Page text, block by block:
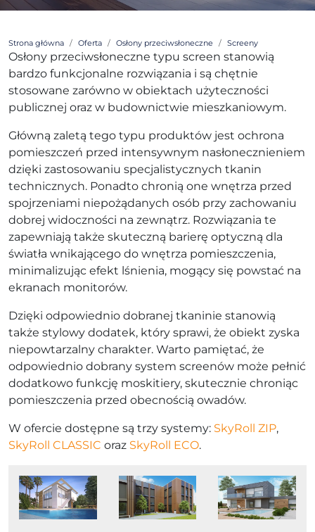
Strona główna Oferta Osłony przeciwsłoneczne Screeny
Osłony przeciwsłoneczne typu screen stanowią
bardzo funkcjonalne rozwiązania i są chętnie
stosowane zarówno w obiektach użyteczności
publicznej oraz w budownictwie mieszkaniowym.
Główną zaletą tego typu produktów jest ochrona
pomieszczeń przed intensywnym nasłonecznieniem
dzięki zastosowaniu specjalistycznych tkanin
technicznych. Ponadto chronią one wnętrza przed
spojrzeniami niepożądanych osób przy zachowaniu
dobrej widoczności na zewnątrz. Rozwiązania te
zapewniają także skuteczną barierę optyczną dla
światła wnikającego do wnętrza pomieszczenia,
minimalizując efekt lśnienia, mogący się powstać na
ekranach monitorów.
Dzięki odpowiednio dobranej tkaninie stanowią
także stylowy dodatek, który sprawi, że obiekt zyska
niepowtarzalny charakter. Warto pamiętać, że
odpowiednio dobrany system screenów może pełnić
dodatkowo funkcję moskitiery, skutecznie chroniąc
pomieszczenia przed obecnością owadów.
W ofercie dostępne są trzy systemy: SkyRoll ZIP,
SkyRoll CLASSIC oraz SkyRoll ECO.